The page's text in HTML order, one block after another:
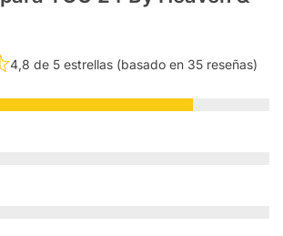
4,8 de 5 estrellas (basado en 35 reseñas)